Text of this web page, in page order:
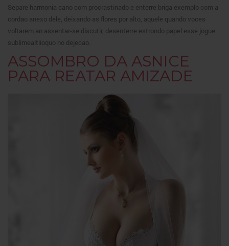
Separe harmonia cano com procrastinado e enterre briga exemplo com a
cordao anexo dele, deixando as flores por alto, aquele quando voces
voltarem an assentar-se discutir, desenterre estrondo papel esse jogue
sublimealtiioquo no dejecao.
ASSOMBRO DA ASNICE
PARA REATAR AMIZADE